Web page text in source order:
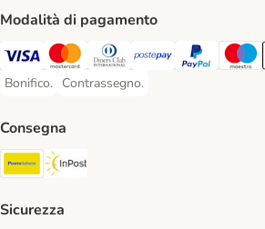
Modalità di pagamento
Visa. Payment Method
Mastercard. Payment Method
Diners Club. Payment Method
Postepay. Payment
PayPal.
Bonifico.
Bonifico. Payment Method
Contrassegno.
Contrassegno. Payment Method
Consegna
Poste Italiane. Shipping Method
Sicurezza